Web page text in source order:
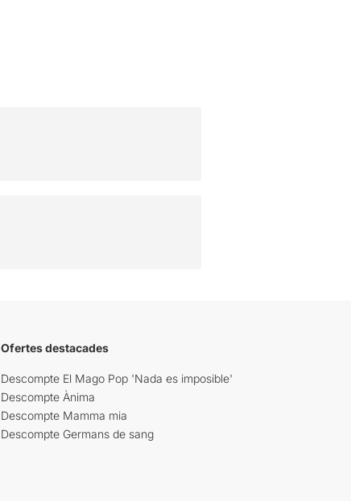
Ofertes destacades
Descompte El Mago Pop 'Nada es imposible'
Descompte Ànima
Descompte Mamma mia
Descompte Germans de sang